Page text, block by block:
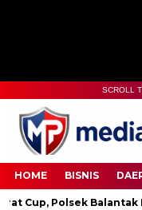
SCROLL
HOME BISNIS
Balantak Perketat